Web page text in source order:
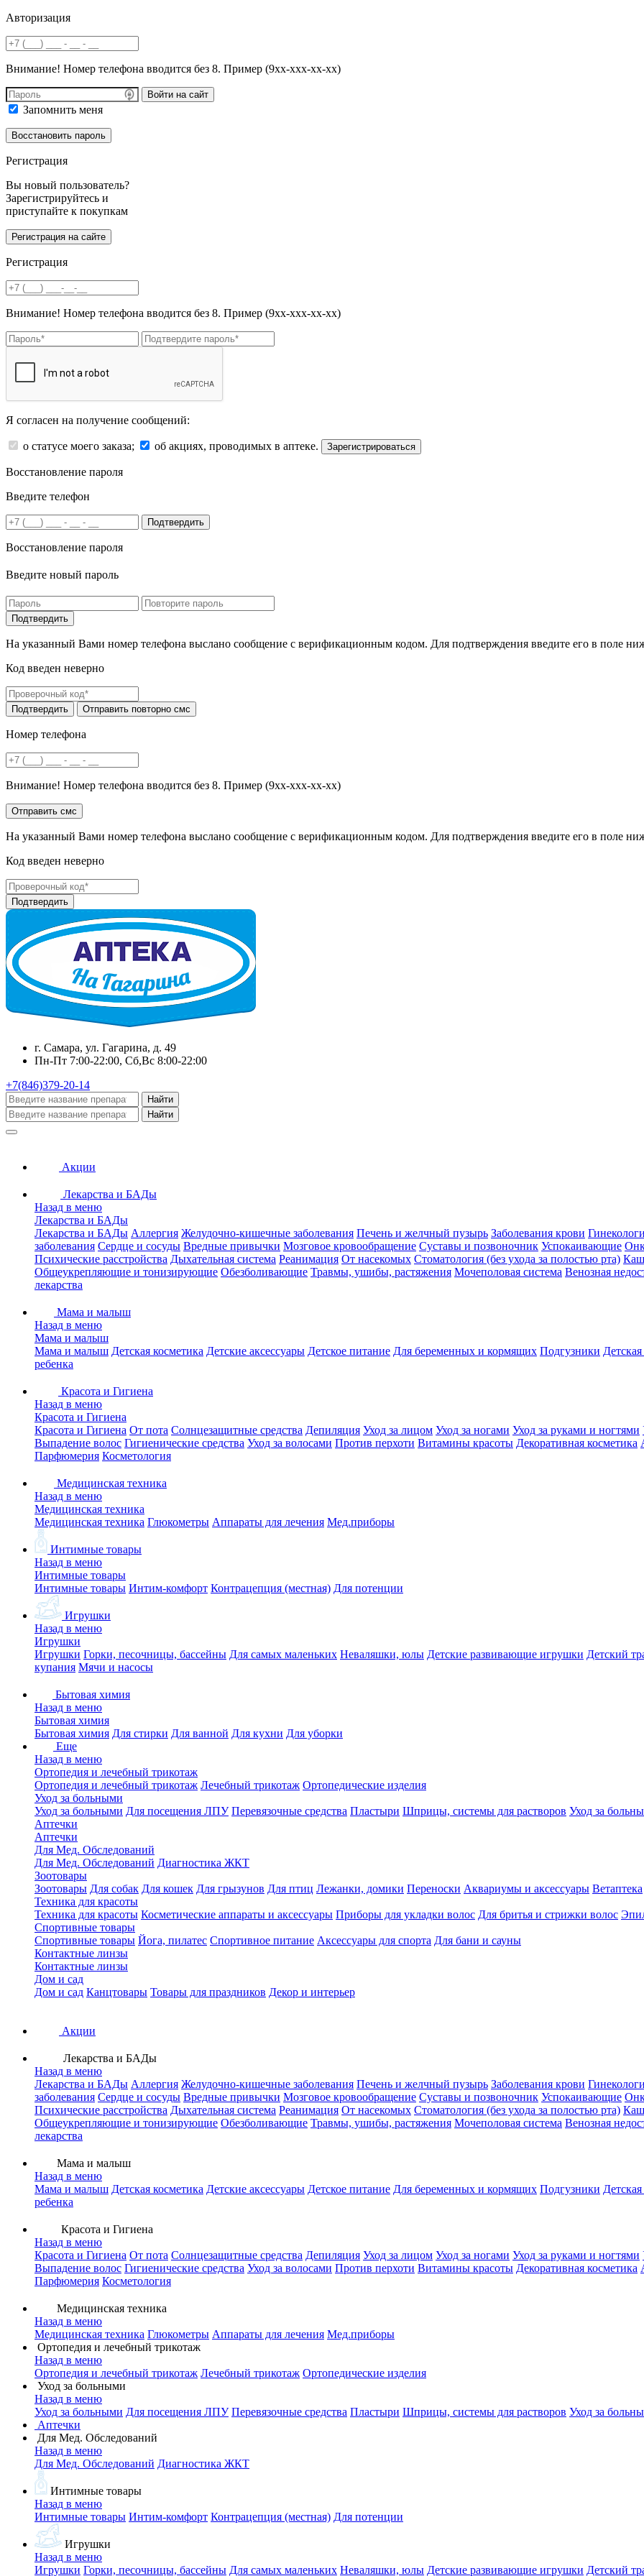
Авторизация
Внимание! Номер телефона вводится без 8. Пример (9хх-ххх-хх-хх)
Войти на сайт
Запомнить меня
Регистрация
Вы новый пользователь?
Зарегистрируйтесь и
приступайте к покупкам
Регистрация
Внимание! Номер телефона вводится без 8. Пример (9хх-ххх-хх-хх)
Я согласен на получение сообщений:
о статусе моего заказа; об акциях, проводимых в аптеке. Зарегистрироваться
Восстановление пароля
Введите телефон
Подтвердить
Восстановление пароля
Введите новый пароль
На указанный Вами номер телефона выслано сообщение с верификационным кодом. Для подтверждения введите его в поле
Код введен неверно
Номер телефона
Внимание! Номер телефона вводится без 8. Пример (9хх-ххх-хх-хх)
На указанный Вами номер телефона выслано сообщение с верификационным кодом. Для подтверждения введите его в поле
Код введен неверно
г. Самара, ул. Гагарина, д. 49
Пн-Пт 7:00-22:00, Сб,Вс 8:00-22:00
+7(846)379-20-14
Найти
Найти
Акции
Лекарства и БАДы
Назад в меню
Лекарства и БАДы
Лекарства и БАДы Аллергия Желудочно-кишечные заболевания Печень и желчный пузырь Заболевания крови
заболевания Сердце и сосуды Вредные привычки Мозговое кровообращение Суставы и позвоночник Успокаивающие
Психические расстройства Дыхательная система Реанимация От насекомых Стоматология (без ухода за полостью рта)
Общеукрепляющие и тонизирующие Обезболивающие Травмы, ушибы, растяжения Мочеполовая система Венозная
лекарства
Мама и малыш
Назад в меню
Мама и малыш
Мама и малыш Детская косметика Детские аксессуары Детское питание Для беременных и кормящих Подгузники
ребенка
Красота и Гигиена
Назад в меню
Красота и Гигиена
Красота и Гигиена От пота Солнцезащитные средства Депиляция Уход за лицом Уход за ногами Уход за руками и ногтями
Выпадение волос Гигиенические средства Уход за волосами Против перхоти Витамины красоты Декоративная косметика
Парфюмерия Косметология
Медицинская техника
Назад в меню
Медицинская техника
Медицинская техника Глюкометры Аппараты для лечения Мед.приборы
Интимные товары
Назад в меню
Интимные товары
Интимные товары Интим-комфорт Контрацепция (местная) Для потенции
Игрушки
Назад в меню
Игрушки
Игрушки Горки, песочницы, бассейны Для самых маленьких Неваляшки, юлы Детские развивающие игрушки Детский
купания Мячи и насосы
Бытовая химия
Назад в меню
Бытовая химия
Бытовая химия Для стирки Для ванной Для кухни Для уборки
Еще
Назад в меню
Ортопедия и лечебный трикотаж
Ортопедия и лечебный трикотаж Лечебный трикотаж Ортопедические изделия
Уход за больными
Уход за больными Для посещения ЛПУ Перевязочные средства Пластыри Шприцы, системы для растворов Уход за
Аптечки
Аптечки
Для Мед. Обследований
Для Мед. Обследований Диагностика ЖКТ
Зоотовары
Зоотовары Для собак Для кошек Для грызунов Для птиц Лежанки, домики Переноски Аквариумы и аксессуары Ветаптека
Техника для красоты
Техника для красоты Косметические аппараты и аксессуары Приборы для укладки волос Для бритья и стрижки волос
Спортивные товары
Спортивные товары Йога, пилатес Спортивное питание Аксессуары для спорта Для бани и сауны
Контактные линзы
Контактные линзы
Дом и сад
Дом и сад Канцтовары Товары для праздников Декор и интерьер
Акции
Лекарства и БАДы
Назад в меню
Лекарства и БАДы Аллергия Желудочно-кишечные заболевания Печень и желчный пузырь Заболевания крови
заболевания Сердце и сосуды Вредные привычки Мозговое кровообращение Суставы и позвоночник Успокаивающие
Психические расстройства Дыхательная система Реанимация От насекомых Стоматология (без ухода за полостью рта)
Общеукрепляющие и тонизирующие Обезболивающие Травмы, ушибы, растяжения Мочеполовая система Венозная
лекарства
Мама и малыш
Назад в меню
Мама и малыш Детская косметика Детские аксессуары Детское питание Для беременных и кормящих Подгузники
ребенка
Красота и Гигиена
Назад в меню
Красота и Гигиена От пота Солнцезащитные средства Депиляция Уход за лицом Уход за ногами Уход за руками и ногтями
Выпадение волос Гигиенические средства Уход за волосами Против перхоти Витамины красоты Декоративная косметика
Парфюмерия Косметология
Медицинская техника
Назад в меню
Медицинская техника Глюкометры Аппараты для лечения Мед.приборы
Ортопедия и лечебный трикотаж
Назад в меню
Ортопедия и лечебный трикотаж Лечебный трикотаж Ортопедические изделия
Уход за больными
Назад в меню
Уход за больными Для посещения ЛПУ Перевязочные средства Пластыри Шприцы, системы для растворов Уход за
Аптечки
Для Мед. Обследований
Назад в меню
Для Мед. Обследований Диагностика ЖКТ
Интимные товары
Назад в меню
Интимные товары Интим-комфорт Контрацепция (местная) Для потенции
Игрушки
Назад в меню
Игрушки Горки, песочницы, бассейны Для самых маленьких Неваляшки, юлы Детские развивающие игрушки Детский